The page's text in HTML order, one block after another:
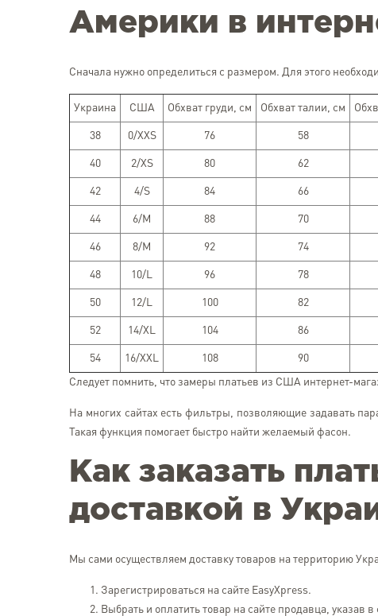
Америки в
Сначала нужно определиться с размером. Для этого
Украина США Обхват груди, см Обхват талии, см
38 0/XXS 76 58
40 2/XS 80 62
42 4/S 84 66
44 6/M 88 70
46 8/M 92 74
48 10/L 96 78
50 12/L 100 82
52 14/XL 104 86
54 16/XXL 108 90
Следует помнить, что замеры платьев из США интернет-
На многих сайтах есть фильтры, позволяющие задавать
Такая функция помогает быстро найти желаемый фасон.
Как заказать
доставкой в
Мы сами осуществляем доставку товаров на территорию
Зарегистрироваться на сайте EasyХpress.
Выбрать и оплатить товар на сайте продавца, указав